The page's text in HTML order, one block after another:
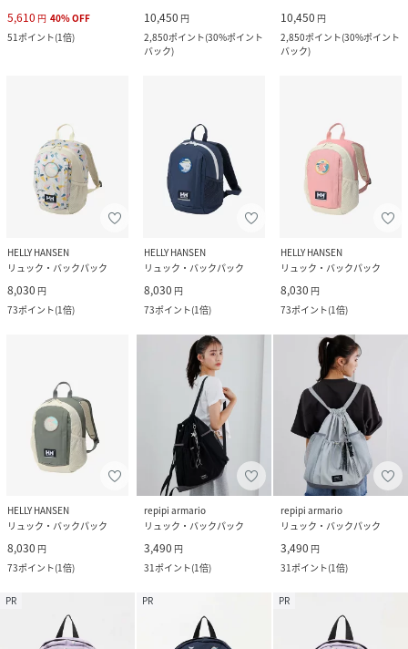
5,610 円 40%OFF
51ポイント(1倍)
10,450 円
2,850ポイント(30%ポイント
バック)
10,450 円
2,850ポイント(30%ポイント
バック)
HELLY HANSEN
リュック・バックパック
8,030 円
73ポイント(1倍)
HELLY HANSEN
リュック・バックパック
8,030 円
73ポイント(1倍)
HELLY HANSEN
リュック・バックパック
8,030 円
73ポイント(1倍)
HELLY HANSEN
リュック・バックパック
8,030 円
73ポイント(1倍)
repipi armario
リュック・バックパック
3,490 円
31ポイント(1倍)
repipi armario
リュック・バックパック
3,490 円
31ポイント(1倍)
PR PR PR